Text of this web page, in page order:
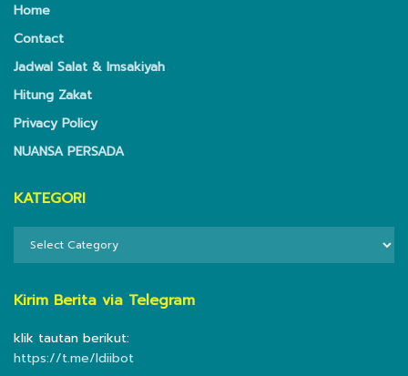
Home
Contact
Jadwal Salat & Imsakiyah
Hitung Zakat
Privacy Policy
NUANSA PERSADA
KATEGORI
Kirim Berita via Telegram
klik tautan berikut:
https://t.me/ldiibot